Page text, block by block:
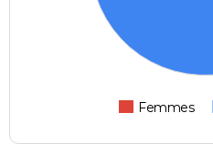
Femmes